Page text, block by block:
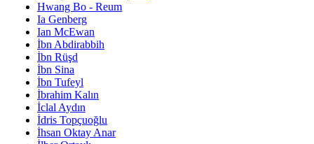
Hwang Bo - Reum
Ia Genberg
Ian McEwan
İbn Abdirabbih
İbn Rüşd
İbn Sina
İbn Tufeyl
İbrahim Kalın
İclal Aydın
İdris Topçuoğlu
İhsan Oktay Anar